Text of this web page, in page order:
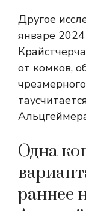
Другое
январе 2024
от комков,
тау
Одна
раннее